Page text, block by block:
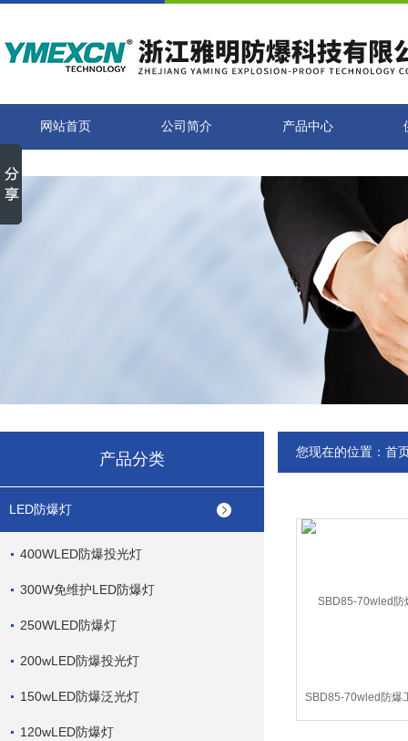
网站首页 公司简介 产品中心
产品分类
LED防爆灯
400WLED防爆投光灯
300W免维护LED防爆灯
250WLED防爆灯
200wLED防爆投光灯
150wLED防爆泛光灯
120wLED防爆灯
您现在的位置： 首
SBD85-70wled防爆
爆防水